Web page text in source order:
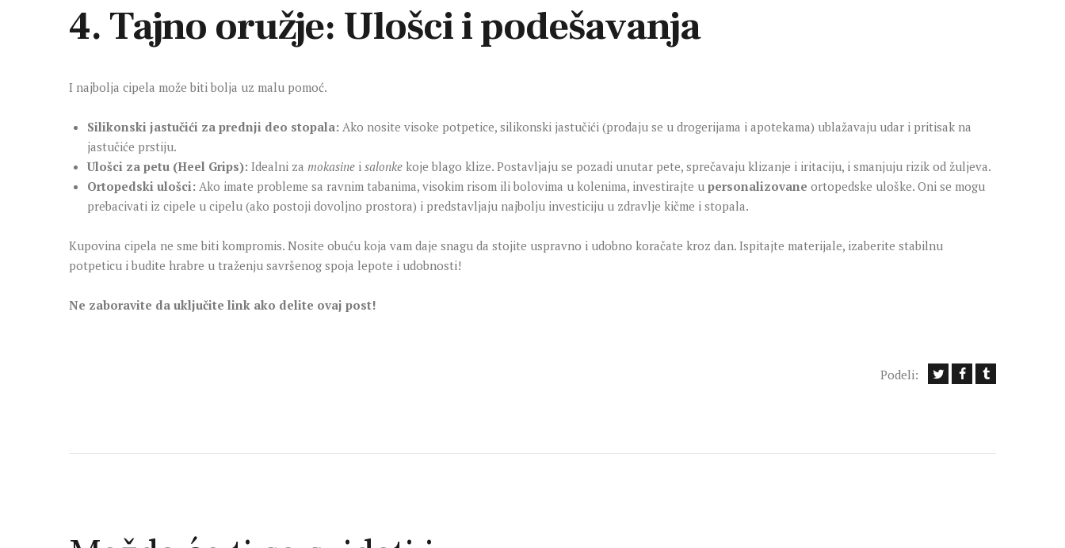
4. Tajno oružje: Ulošci i podešavanja
I najbolja cipela može biti bolja uz malu pomoć.
Silikonski jastučići za prednji deo stopala:Ako nosite visoke potpetice, silikonski jastučići (prodaju se u drogerijama i apotekama) ublažavaju udar i pritisak na
jastučiće prstiju.
Ulošci za petu (Heel Grips):Idealni za mokasinei salonkekoje blago klize. Postavljaju se pozadi unutar pete, sprečavaju klizanje i iritaciju, i smanjuju rizik od žuljeva.
Ortopedski ulošci:Ako imate probleme sa ravnim tabanima, visokim risom ili bolovima u kolenima, investirajte u personalizovane ortopedske uloške. Oni se mogu
prebacivati iz cipele u cipelu (ako postoji dovoljno prostora) i predstavljaju najbolju investiciju u zdravlje kičme i stopala.
Kupovina cipela ne sme biti kompromis. Nosite obuću koja vam daje snagu da stojite uspravno i udobno koračate kroz dan. Ispitajte materijale, izaberite stabilnu
potpeticu i budite hrabre u traženju savršenog spoja lepote i udobnosti!
Ne zaboravite da uključite link ako delite ovaj post!
Podeli: